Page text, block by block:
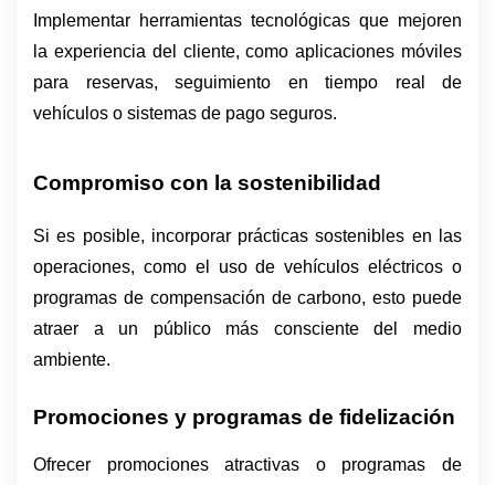
Implementar herramientas tecnológicas que mejoren
la experiencia del cliente, como aplicaciones móviles
para reservas, seguimiento en tiempo real de
vehículos o sistemas de pago seguros.
Compromiso con la sostenibilidad
Si es posible, incorporar prácticas sostenibles en las
operaciones, como el uso de vehículos eléctricos o
programas de compensación de carbono, esto puede
atraer a un público más consciente del medio
ambiente.
Promociones y programas de fidelización
Ofrecer promociones atractivas o programas de